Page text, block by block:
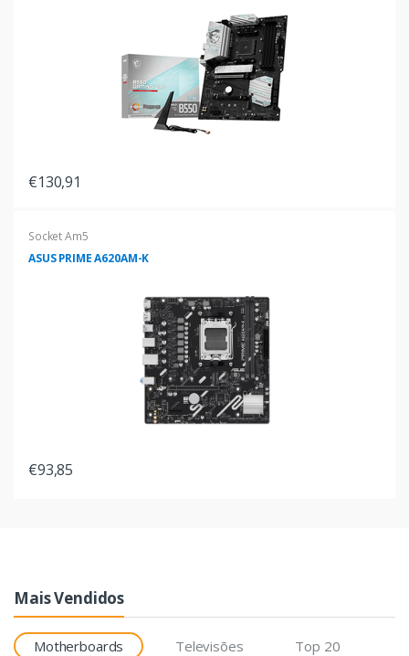
€130,91
Socket Am5
ASUS PRIME A620AM-K
€93,85
Mais Vendidos
Motherboards Televisões Top 20